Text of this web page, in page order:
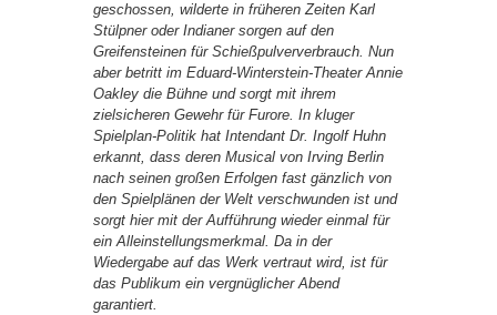
geschossen, wilderte in früheren Zeiten Karl
Stülpner oder Indianer sorgen auf den
Greifensteinen für Schießpulververbrauch. Nun
aber betritt im Eduard-Winterstein-Theater Annie
Oakley die Bühne und sorgt mit ihrem
zielsicheren Gewehr für Furore. In kluger
Spielplan-Politik hat Intendant Dr. Ingolf Huhn
erkannt, dass deren Musical von Irving Berlin
nach seinen großen Erfolgen fast gänzlich von
den Spielplänen der Welt verschwunden ist und
sorgt hier mit der Aufführung wieder einmal für
ein Alleinstellungsmerkmal. Da in der
Wiedergabe auf das Werk vertraut wird, ist für
das Publikum ein vergnüglicher Abend
garantiert.